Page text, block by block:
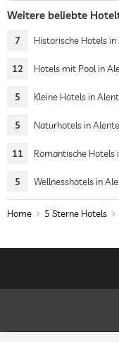
Weitere beliebte
7 Historische Hotels
12 Hotels mit Pool in
5 Kleine Hotels in
5 Naturhotels in
11 Romantische Hotels
5 Wellnesshotels in
Home 5 Sterne Hotels